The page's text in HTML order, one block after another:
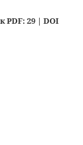
PDF: 29 | DOI